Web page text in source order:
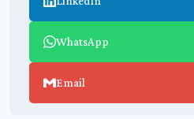
WhatsApp
Email